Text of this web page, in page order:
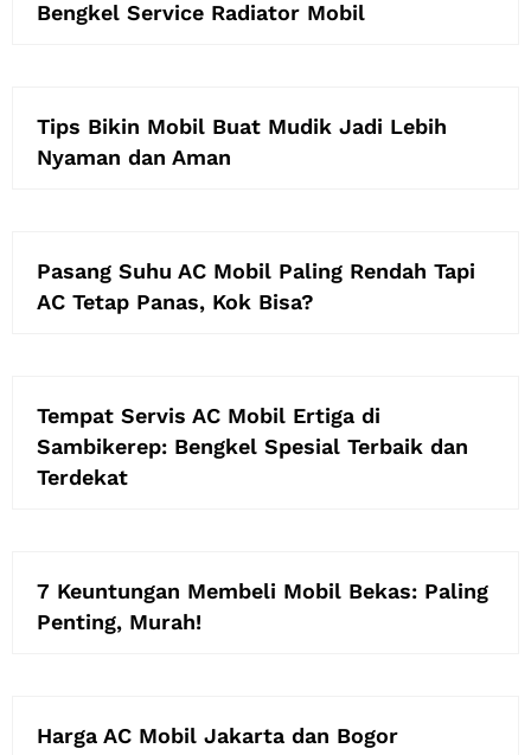
Bengkel Service Radiator Mobil
Tips Bikin Mobil Buat Mudik Jadi Lebih
Nyaman dan Aman
Pasang Suhu AC Mobil Paling Rendah Tapi
AC Tetap Panas, Kok Bisa?
Tempat Servis AC Mobil Ertiga di
Sambikerep: Bengkel Spesial Terbaik dan
Terdekat
7 Keuntungan Membeli Mobil Bekas: Paling
Penting, Murah!
Harga AC Mobil Jakarta dan Bogor